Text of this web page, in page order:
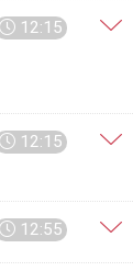
12:15
12:15
12:55